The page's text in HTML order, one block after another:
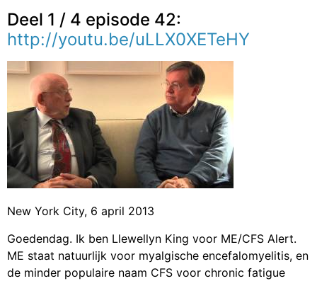
Deel 1 / 4 episode 42:
http://youtu.be/uLLX0XETeHY
New York City, 6 april 2013
Goedendag. Ik ben Llewellyn King voor ME/CFS Alert.
ME staat natuurlijk voor myalgische encefalomyelitis, en
de minder populaire naam CFS voor chronic fatigue